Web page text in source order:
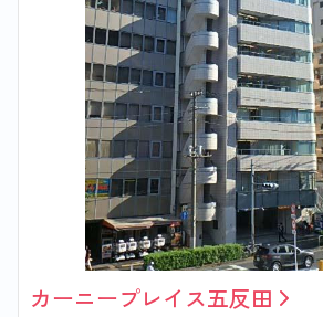
カーニープレイス五反田